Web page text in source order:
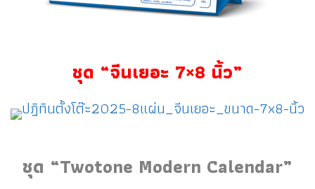
ชุด “จีนเยอะ 7×8 นิ้ว”
ชุด “Twotone Modern Calendar”